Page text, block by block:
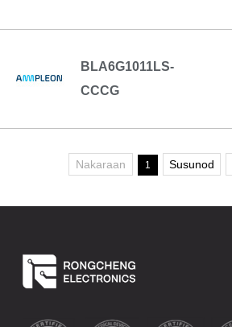
BLA6G1011LS-
CCCG
Nakaraan 1 Susunod